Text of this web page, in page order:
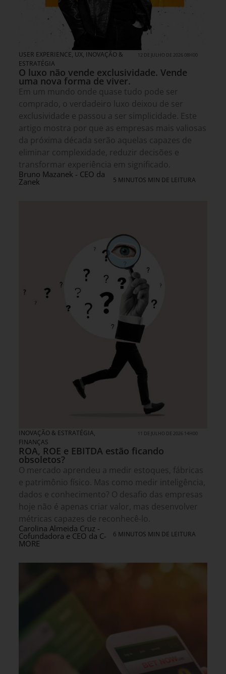
USER EXPERIENCE, UX, INOVAÇÃO &
ESTRATÉGIA
12 DE JULHO DE 2026 08H00
O luxo não vende exclusividade. Vende
uma nova forma de viver.
Em um mundo onde quase tudo pode ser
comprado, o verdadeiro luxo deixou de ser
exclusividade e passou a ser simplicidade. Este
artigo mostra por que as empresas mais valiosas
da próxima década serão aquelas capazes de
eliminar complexidade, reduzir decisões e
transformar experiência em significado.
Bruno Mazanek - CEO da
Zanek 5 MINUTOS MIN DE LEITURA
INOVAÇÃO & ESTRATÉGIA,
FINANÇAS
11 DE JULHO DE 2026 14H00
ROA, ROE e EBITDA estão ficando
obsoletos?
O mercado aprendeu a medir estoques, fábricas
e patrimônio físico. Mas como medir inteligência,
dados e conhecimento? O desafio das empresas
hoje não é apenas criar valor, mas desenvolver
métricas capazes de reconhecê-lo.
Carolina Almeida Cruz -
Cofundadora e CEO da C-
MORE
6 MINUTOS MIN DE LEITURA